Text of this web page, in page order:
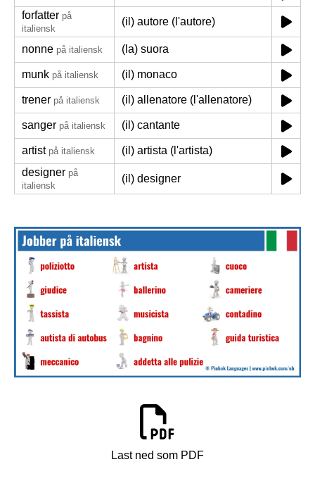
forfatter på
italiensk
(il) autore (l'autore)
nonne på italiensk (la) suora
munk på italiensk (il) monaco
trener på italiensk (il) allenatore (l'allenatore)
sanger på italiensk (il) cantante
artist på italiensk
(il) artista (l'artista)
designer på
italiensk
(il) designer
Last ned som PDF